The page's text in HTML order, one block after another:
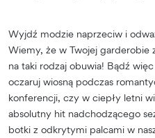
Wyjdź modzie naprzeciw i
Wiemy, że w Twojej garderobie
na taki rodzaj obuwia! Bądź
oczaruj wiosną podczas
konferencji, czy w ciepły letni
absolutny hit nadchodzącego
botki z odkrytymi palcami w